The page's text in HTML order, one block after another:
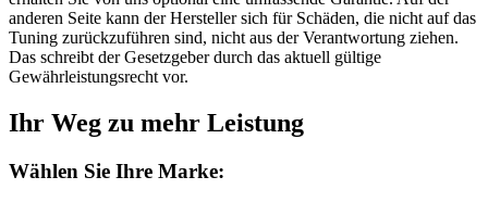
anderen Seite kann der Hersteller sich für Schäden, die nicht auf das
Tuning zurückzuführen sind, nicht aus der Verantwortung ziehen.
Das schreibt der Gesetzgeber durch das aktuell gültige
Gewährleistungsrecht vor.
Ihr Weg zu mehr Leistung
Wählen Sie Ihre Marke: